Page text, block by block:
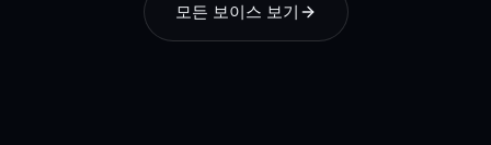
모든 보이스 보기